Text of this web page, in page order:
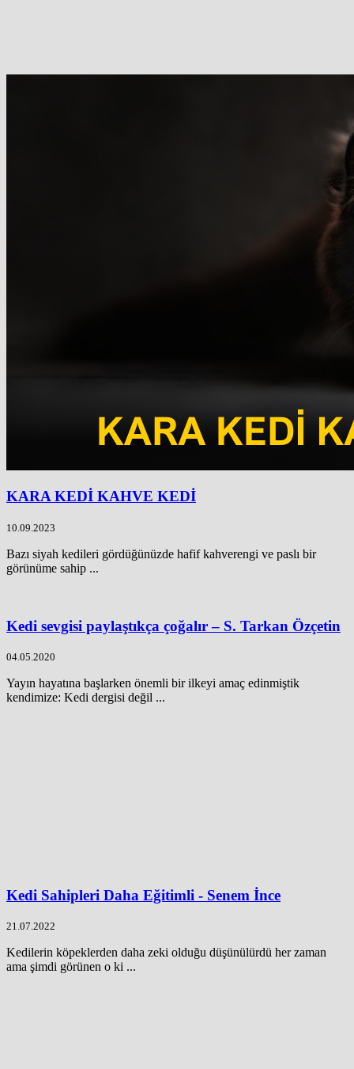
KARA KEDİ KAHVE KEDİ
10.09.2023
Bazı siyah kedileri gördüğünüzde hafif kahverengi ve paslı bir
görünüme sahip ...
Kedi sevgisi paylaştıkça çoğalır – S. Tarkan Özçetin
04.05.2020
Yayın hayatına başlarken önemli bir ilkeyi amaç edinmiştik
kendimize: Kedi dergisi değil ...
Kedi Sahipleri Daha Eğitimli - Senem İnce
21.07.2022
Kedilerin köpeklerden daha zeki olduğu düşünülürdü her zaman
ama şimdi görünen o ki ...